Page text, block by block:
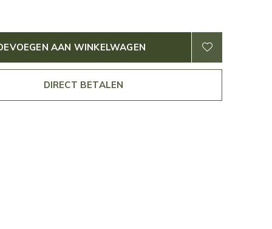
AAN WINKELWAGEN
DIRECT BETALEN